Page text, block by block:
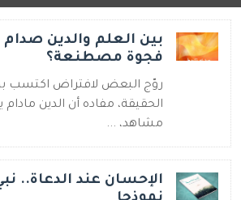
بين العلم والدين صدام
فجوة مصطنعة؟
روّج البعض لافتراض اكتسب
الحقيقة، مفاده أن الدين
مشاهد، ...
الإحسان عند الدعاة..